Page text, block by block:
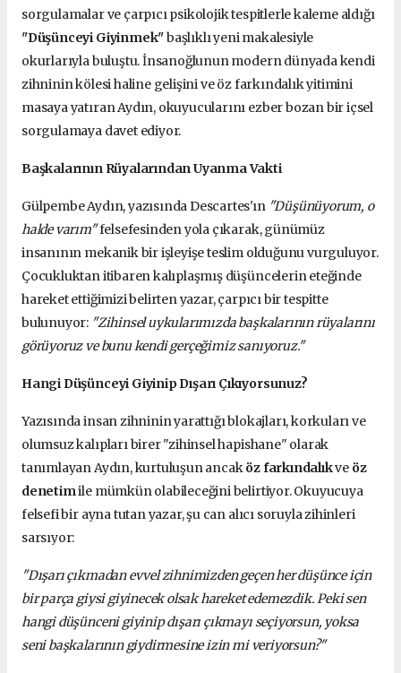
sorgulamalar ve çarpıcı psikolojik tespitlerle kaleme aldığı
"Düşünceyi Giyinmek"başlıklı yeni makalesiyle
okurlarıyla buluştu. İnsanoğlunun modern dünyada kendi
zihninin kölesi haline gelişini ve öz farkındalık yitimini
masaya yatıran Aydın, okuyucularını ezber bozan bir içsel
sorgulamaya davet ediyor.
Başkalarının Rüyalarından Uyanma Vakti
Gülpembe Aydın, yazısında Descartes'ın "Düşünüyorum, o
halde varım"felsefesinden yola çıkarak, günümüz
insanının mekanik bir işleyişe teslim olduğunu vurguluyor.
Çocukluktan itibaren kalıplaşmış düşüncelerin eteğinde
hareket ettiğimizi belirten yazar, çarpıcı bir tespitte
bulunuyor: "Zihinsel uykularımızda başkalarının rüyalarını
görüyoruz ve bunu kendi gerçeğimiz sanıyoruz."
Hangi Düşünceyi Giyinip Dışarı Çıkıyorsunuz?
Yazısında insan zihninin yarattığı blokajları, korkuları ve
olumsuz kalıpları birer "zihinsel hapishane" olarak
tanımlayan Aydın, kurtuluşun ancaköz farkındalıkve öz
denetimile mümkün olabileceğini belirtiyor. Okuyucuya
felsefi bir ayna tutan yazar, şu can alıcı soruyla zihinleri
sarsıyor:
"Dışarı çıkmadan evvel zihnimizden geçen her düşünce için
bir parça giysi giyinecek olsak hareket edemezdik. Peki sen
hangi düşünceni giyinip dışarı çıkmayı seçiyorsun, yoksa
seni başkalarının giydirmesine izin mi veriyorsun?"